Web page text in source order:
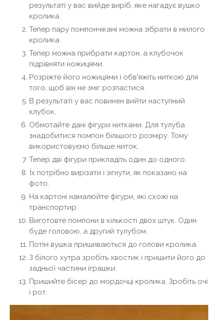
результаті у вас вийде виріб, яке нагадує вушко
кролика.
Тепер пару помпончікамі можна зібрати в милого
кролика.
Тепер можна прибрати картон, а клубочок
підрівняти ножицями.
Розріжте його ножицями і обв'яжіть ниткою для
того, щоб він не зміг розпастися.
В результаті у вас повинен вийти наступний
клубок.
Обмотайте дані фігури нитками. Для тулуба
знадобитися помпон більшого розміру. Тому
використовуємо більше ниток.
Тепер дві фігури прикладіть один до одного.
Їх потрібно вирізати і зігнути, як показано на
фото.
На картоні намалюйте фігури, які схожі на
транспортир.
Виготовте помпони в кількості двох штук. Один
буде головою, а другий тулубом.
Потім вушка пришиваються до голови кролика.
З білого хутра зробіть хвостик і пришити його до
задньої частини іграшки.
Пришийте бісер до мордочці кролика. Зробіть очі
і рот.